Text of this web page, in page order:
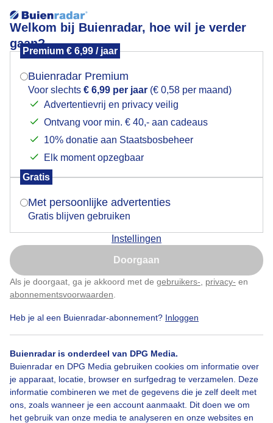
Welkom bij Buienradar, hoe wil je verder
gaan?
Premium € 6,99 / jaar
Buienradar Premium
Voor slechts € 6,99 per jaar (€ 0,58 per maand)
Advertentievrij en privacy veilig
Ontvang voor min. € 40,- aan cadeaus
10% donatie aan Staatsbosbeheer
Elk moment opzegbaar
Gratis
Met persoonlijke advertenties
Gratis blijven gebruiken
Instellingen
Doorgaan
Als je doorgaat, ga je akkoord met de gebruikers- privacy- en
abonnementsvoorwaarden
Heb je al een Buienradar-abonnement? Inloggen
Buienradar is onderdeel van DPG Media.
Buienradar en DPG Media gebruiken cookies om informatie over
je apparaat, locatie, browser en surfgedrag te verzamelen. Deze
informatie combineren we met de gegevens die je zelf deelt met
ons, zoals wanneer je een account aanmaakt. Dit doen we om
het gebruik van onze media te analyseren en onze websites en
STILLEVEN
Door: Nellie Bartels
Bekijk slideshow
Mogen we je locatie gebruiken voor het
Indien je hier nog geen akkoord op hebt gegeven,
verschijnt er zo een pop-up uit je browser waarin
Is goed, toon de popup
Nu niet, misschien later
Klik hierom dit aan te passen